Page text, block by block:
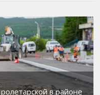
в районе